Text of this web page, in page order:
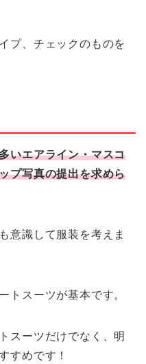
プ、チェックのものを
いエアライン・マスコ
プ写真の提出を求めら
意識して服装を考えま
トスーツが基本です。
スーツだけでなく、明
すめです！